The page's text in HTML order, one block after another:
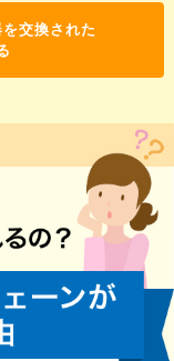
交換された